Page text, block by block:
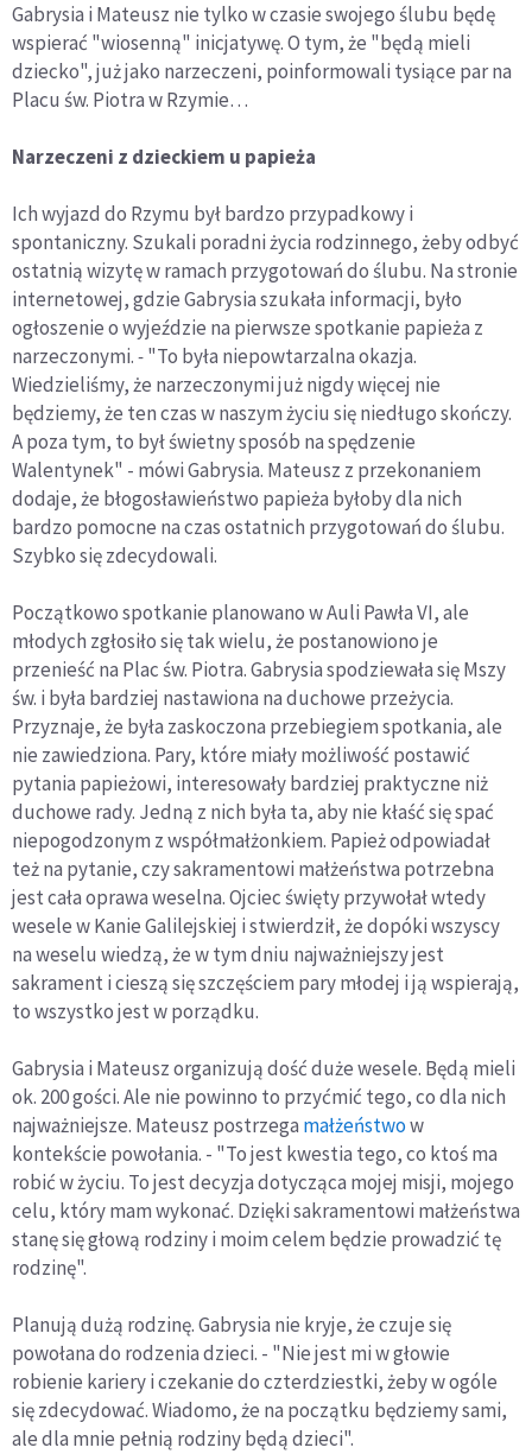
Gabrysia i Mateusz nie tylko w czasie swojego ślubu będę
wspierać "wiosenną" inicjatywę. O tym, że "będą mieli
dziecko", już jako narzeczeni, poinformowali tysiące par na
Placu św. Piotra w Rzymie…
Narzeczeni z dzieckiem u papieża
Ich wyjazd do Rzymu był bardzo przypadkowy i
spontaniczny. Szukali poradni życia rodzinnego, żeby odbyć
ostatnią wizytę w ramach przygotowań do ślubu. Na stronie
internetowej, gdzie Gabrysia szukała informacji, było
ogłoszenie o wyjeździe na pierwsze spotkanie papieża z
narzeczonymi.-"To była niepowtarzalna okazja.
Wiedzieliśmy, że narzeczonymi już nigdy więcej nie
będziemy, że ten czas w naszym życiu się niedługo skończy.
A poza tym, to był świetny sposób na spędzenie
Walentynek" - mówi Gabrysia. Mateusz z przekonaniem
dodaje, że błogosławieństwo papieża byłoby dla nich
bardzo pomocne na czas ostatnich przygotowań do ślubu.
Szybko się zdecydowali.
Początkowo spotkanie planowano w Auli Pawła VI, ale
młodych zgłosiło się tak wielu, że postanowiono je
przenieść na Plac św. Piotra. Gabrysia spodziewała się Mszy
św. i była bardziej nastawiona na duchowe przeżycia.
Przyznaje, że była zaskoczona przebiegiem spotkania, ale
nie zawiedziona. Pary, które miały możliwość postawić
pytania papieżowi, interesowały bardziej praktyczne niż
duchowe rady. Jedną z nich była ta, aby nie kłaść się spać
niepogodzonym z współmałżonkiem. Papież odpowiadał
też na pytanie, czy sakramentowi małżeństwa potrzebna
jest cała oprawa weselna. Ojciec święty przywołał wtedy
wesele w Kanie Galilejskiej i stwierdził, że dopóki wszyscy
na weselu wiedzą, że w tym dniu najważniejszy jest
sakrament i cieszą się szczęściem pary młodej i ją wspierają,
to wszystko jest w porządku.
Gabrysia i Mateusz organizują dość duże wesele. Będą mieli
ok. 200 gości. Ale nie powinno to przyćmić tego, co dla nich
najważniejsze. Mateusz postrzega małżeństwow
kontekście powołania. - "To jest kwestia tego, co ktoś ma
robić w życiu. To jest decyzja dotycząca mojej misji, mojego
celu, który mam wykonać. Dzięki sakramentowi małżeństwa
stanę się głową rodziny i moim celem będzie prowadzić tę
rodzinę".
Planują dużą rodzinę. Gabrysia nie kryje, że czuje się
powołana do rodzenia dzieci. - "Nie jest mi w głowie
robienie kariery i czekanie do czterdziestki, żeby w ogóle
się zdecydować. Wiadomo, że na początku będziemy sami,
ale dla mnie pełnią rodziny będą dzieci".